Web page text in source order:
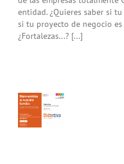
entidad. ¿Quieres saber si
si tu proyecto de negocio es
¿Fortalezas...? [...]